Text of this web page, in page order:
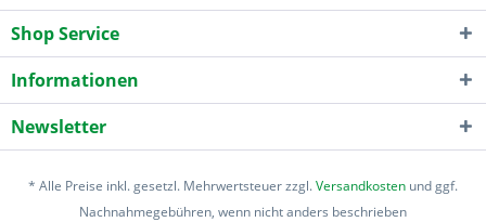
Shop Service
Informationen
Newsletter
* Alle Preise inkl. gesetzl. Mehrwertsteuer zzgl.Versandkosten und ggf.
Nachnahmegebühren, wenn nicht anders beschrieben